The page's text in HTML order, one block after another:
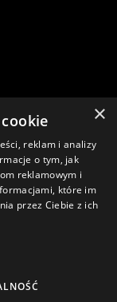
Light
×
reklam i analizy
o tym, jak
reklamowym i
które im
przez Ciebie z ich